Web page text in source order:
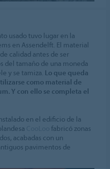
usado tuvo lugar en la
en Assendelft. El material
calidad antes de ser
del tamaño de una moneda
y se tamiza. Lo que queda
como material de
Y con ello se completa el
en el edificio de la
fabricó zonas
acabadas con un
pavimentos de